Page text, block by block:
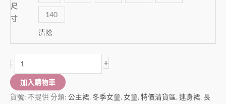
尺
寸
140
清除
- +
加入購物車
貨號: 不提供 分類: 公主裙, 冬季女童, 女童, 特價清貨區, 連身裙, 長